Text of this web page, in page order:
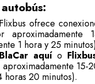
ofrece
1 hora y 25
aquío
horas 20 minutos).